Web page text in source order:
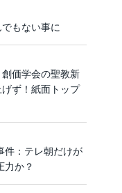
もない事に
創価学会の聖教新
ず！紙面トップ
件：テレ朝だけが
力か？